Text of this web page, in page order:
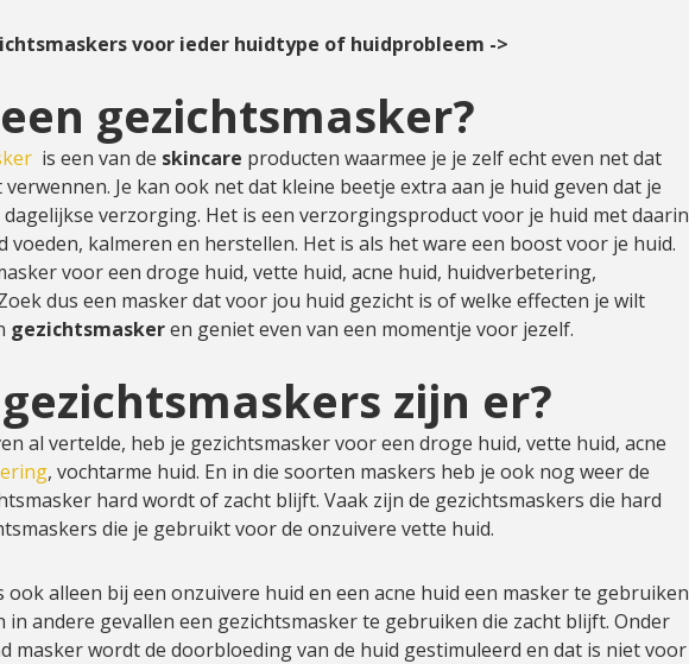
producten
2025
in voor Beauty News
voor ieder huidtype of huidprobleem ->
gezichtsmasker?
is een van de skincare producten waarmee je je zelf echt even net dat
Je kan ook net dat kleine beetje extra aan je huid geven dat je
verzorging. Het is een verzorgingsproduct voor je huid met daarin
voeden, kalmeren en herstellen. Het is als het ware een boost voor je huid.
voor een droge huid, vette huid, acne huid, huidverbetering,
dus een masker dat voor jou huid gezicht is of welke effecten je wilt
gezichtsmaskeren geniet even van een momentje voor jezelf.
zijn er?
al vertelde, heb je gezichtsmasker voor een droge huid, vette huid, acne
, vochtarme huid. En in die soorten maskers heb je ook nog weer de
hard wordt of zacht blijft. Vaak zijn de gezichtsmaskers die hard
die je gebruikt voor de onzuivere vette huid.
ook alleen bij een onzuivere huid en een acne huid een masker te gebruiken
in andere gevallen een gezichtsmasker te gebruiken die zacht blijft. Onder
masker wordt de doorbloeding van de huid gestimuleerd en dat is niet voor